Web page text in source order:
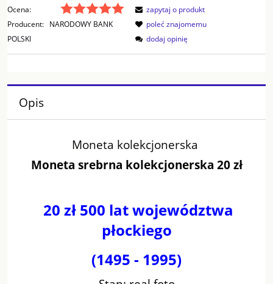
Ocena:
Producent: NARODOWY BANK
POLSKI
zapytaj o produkt
poleć znajomemu
dodaj opinię
Opis
Moneta kolekcjonerska
Moneta srebrna kolekcjonerska 20 zł
20 zł 500 lat województwa
płockiego
(1495 - 1995)